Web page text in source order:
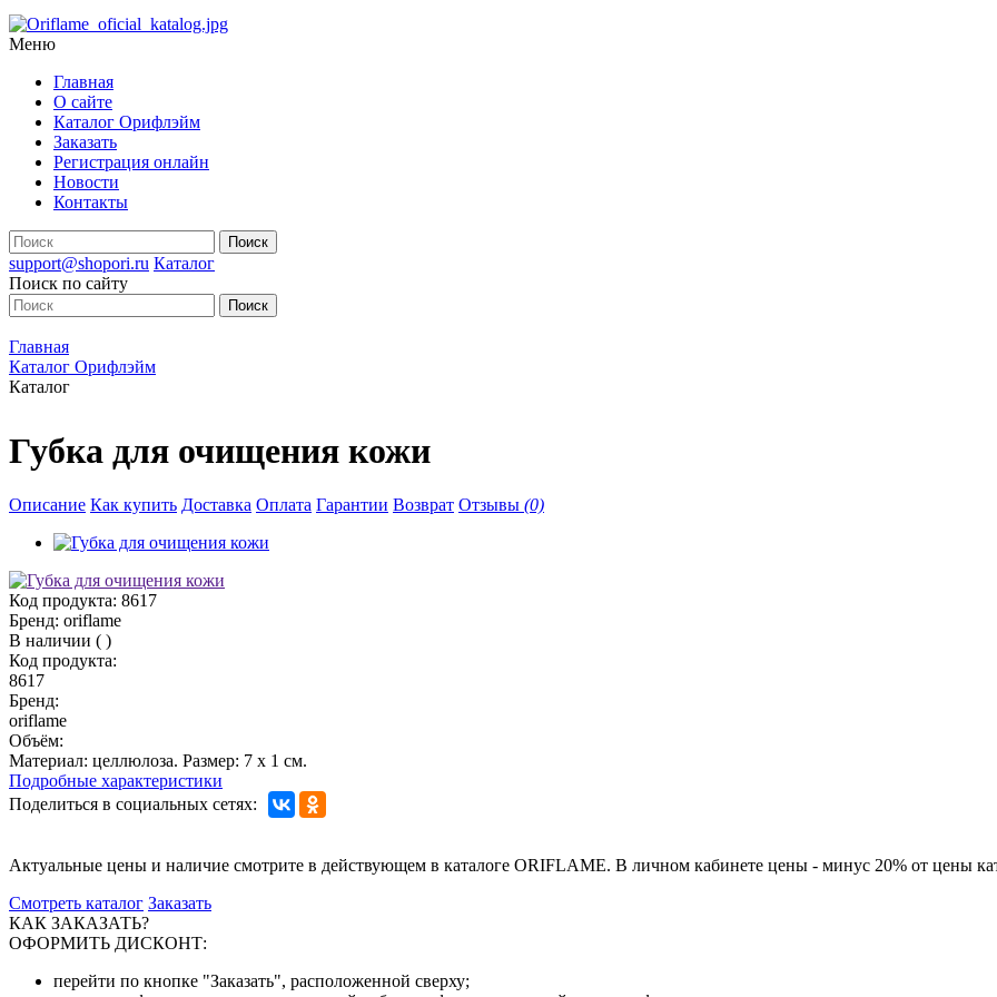
Меню
Главная
О сайте
Каталог Орифлэйм
Заказать
Регистрация онлайн
Новости
Контакты
support@shopori.ru Каталог
Поиск по сайту
Главная
Каталог Орифлэйм
Каталог
Губка для очищения кожи
Описание Как купить Доставка Оплата Гарантии Возврат Отзывы (0)
Код продукта: 8617
Бренд: oriflame
В наличии ( )
Код продукта:
8617
Бренд:
oriflame
Объём:
Материал: целлюлоза. Размер: 7 х 1 см.
Подробные характеристики
Поделиться в социальных сетях:
Актуальные цены и наличие смотрите в действующем в каталоге ORIFLAME. В личном кабинете цены - минус 20% от цены
Смотреть каталог Заказать
КАК ЗАКАЗАТЬ?
ОФОРМИТЬ ДИСКОНТ:
перейти по кнопке "Заказать", расположенной сверху;